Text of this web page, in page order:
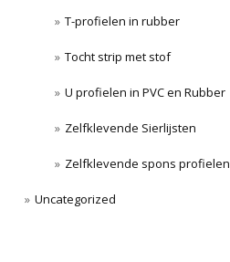
T-profielen in rubber
Tocht strip met stof
U profielen in PVC en Rubber
Zelfklevende Sierlijsten
Zelfklevende spons profielen
Uncategorized